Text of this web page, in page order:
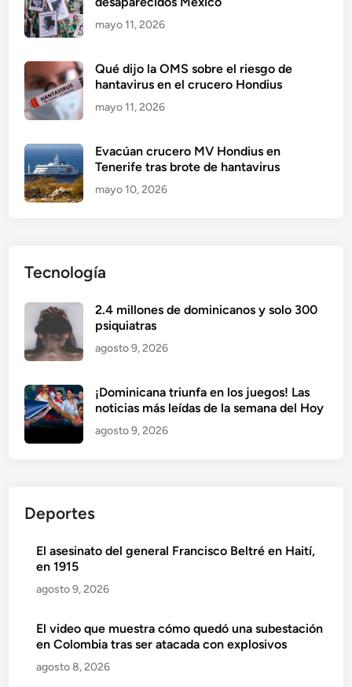
mayo 11, 2026
Qué dijo la OMS sobre el riesgo de
hantavirus en el crucero Hondius
mayo 11, 2026
Evacúan crucero MV Hondius en
Tenerife tras brote de hantavirus
mayo 10, 2026
Tecnología
2.4 millones de dominicanos y solo 300
psiquiatras
agosto 9, 2026
¡Dominicana triunfa en los juegos! Las
noticias más leídas de la semana del Hoy
agosto 9, 2026
Deportes
El asesinato del general Francisco Beltré en Haití,
en 1915
agosto 9, 2026
El video que muestra cómo quedó una subestación
en Colombia tras ser atacada con explosivos
agosto 8, 2026